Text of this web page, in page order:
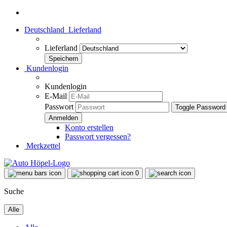
Deutschland Lieferland
Lieferland
Kundenlogin
Kundenlogin
E-Mail
Passwort
Toggle
Konto erstellen
Passwort vergessen?
Merkzettel
0
Suche
Alle